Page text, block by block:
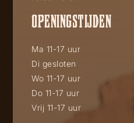
OPENINGSTIJDEN
Ma 11-17 uur
Di gesloten
Wo 11-17 uur
Do 11-17 uur
Vrij 11-17 uur